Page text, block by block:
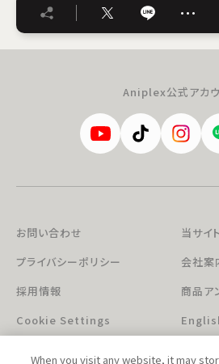
…
Aniplex公式アカウ
お問い合わせ
当サイ
プライバシーポリシー
会社案
採用情報
商品ア
Cookie Settings
When you visit any website, it may